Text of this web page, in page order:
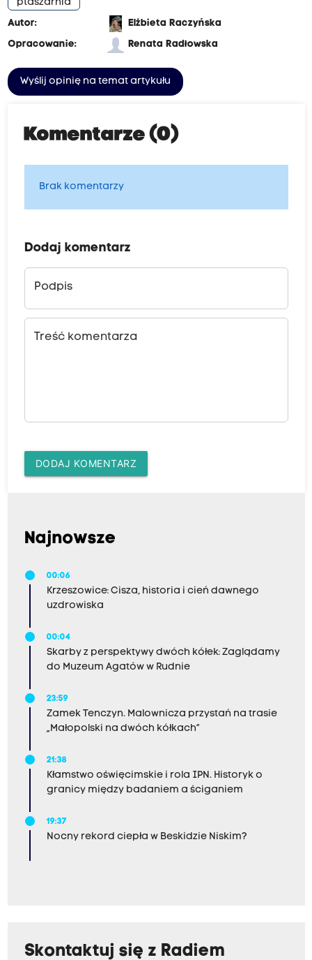
ptaszarnia
Autor:
Elżbieta Raczyńska
Opracowanie:
Renata Radłowska
Wyślij opinię na temat artykułu
Komentarze (0)
Brak komentarzy
Dodaj komentarz
Podpis
Treść komentarza
DODAJ KOMENTARZ
Najnowsze
00:06
Krzeszowice: Cisza, historia i cień dawnego
uzdrowiska
00:04
Skarby z perspektywy dwóch kółek: Zaglądamy
do Muzeum Agatów w Rudnie
23:59
Zamek Tenczyn. Malownicza przystań na trasie
„Małopolski na dwóch kółkach”
21:38
Kłamstwo oświęcimskie i rola IPN. Historyk o
granicy między badaniem a ściganiem
19:37
Nocny rekord ciepła w Beskidzie Niskim?
Skontaktuj się z Radiem